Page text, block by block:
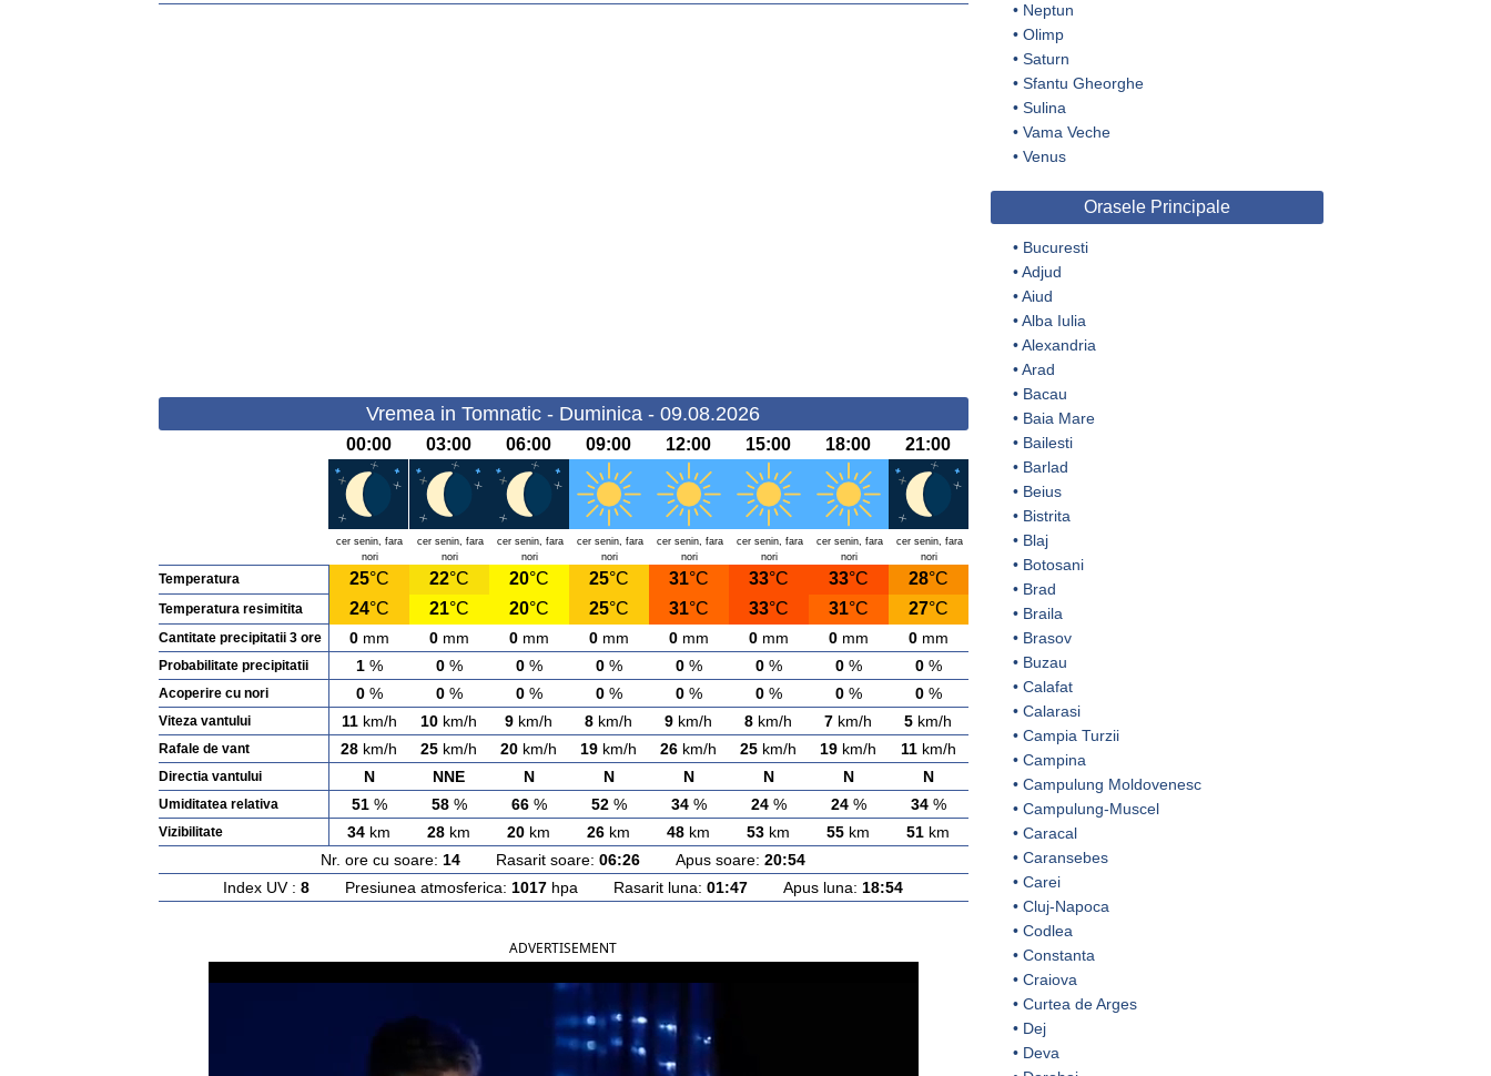
Vremea in Tomnatic - Duminica - 09.08.2026
00:00 03:00 06:00 09:00 12:00 15:00 18:00 21:00
cer senin, fara
nori
cer senin, fara
nori
cer senin, fara
nori
cer senin, fara
nori
cer senin, fara
nori
cer senin, fara
nori
cer senin, fara
nori
cer senin, fara
nori
Temperatura 25°C 22°C 20°C 25°C 31°C 33°C 33°C 28°C
Temperatura resimitita 24°C 21°C 20°C 25°C 31°C 33°C 31°C 27°C
Cantitate precipitatii 3 ore 0mm 0mm 0mm 0mm 0mm 0mm 0mm 0mm
Probabilitate precipitatii 1% 0% 0% 0% 0% 0% 0% 0%
Acoperire cu nori 0% 0% 0% 0% 0% 0% 0% 0%
Viteza vantului 11km/h 10 km/h 9 km/h 8 km/h 9 km/h 8 km/h 7 km/h 5 km/h
Rafale de vant 28 km/h 25 km/h 20 km/h 19 km/h 26 km/h 25 km/h 19 km/h 11km/h
Directia vantului N NNE N N N N N N
Umiditatea relativa 51% 58% 66% 52% 34% 24% 24% 34%
Vizibilitate 34 km 28 km 20 km 26 km 48 km 53 km 55 km 51 km
Nr. ore cu soare: 14 Rasarit soare: 06:26 Apus soare: 20:54
Index UV : 8 Presiunea atmosferica: 1017 hpa Rasarit luna: 01:47 Apus luna: 18:54
ADVERTISEMENT
• Neptun
• Olimp
• Saturn
• Sfantu Gheorghe
• Sulina
• Vama Veche
• Venus
Orasele Principale
• Bucuresti
•Adjud
•Aiud
•Alba Iulia
•Alexandria
•Arad
• Bacau
• Baia Mare
• Bailesti
• Barlad
• Beius
• Bistrita
• Blaj
• Botosani
• Brad
• Braila
• Brasov
• Buzau
• Calafat
• Calarasi
• Campia Turzii
• Campina
• Campulung Moldovenesc
• Campulung-Muscel
• Caracal
• Caransebes
• Carei
• Cluj-Napoca
• Codlea
• Constanta
• Craiova
• Curtea de Arges
• Dej
• Deva